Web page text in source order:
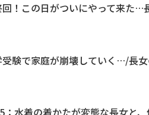
！この日がついにやって来た…
受験で家庭が崩壊していく…/長